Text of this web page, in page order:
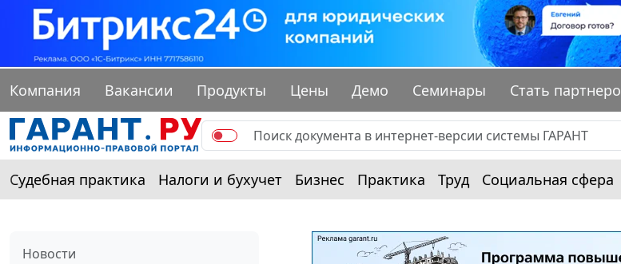
Компания Вакансии Продукты Цены Демо Семинары Стать
Судебная практика Налоги и бухучет Бизнес Практика Труд Социальная сфера
Новости